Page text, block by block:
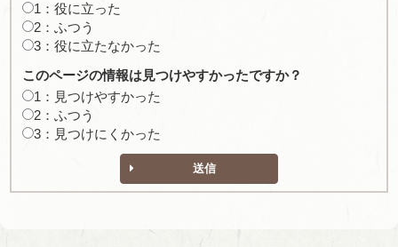
1：役に立った
2：ふつう
3：役に立たなかった
このページの情報は見つけやすかったですか？
1：見つけやすかった
2：ふつう
3：見つけにくかった
送信